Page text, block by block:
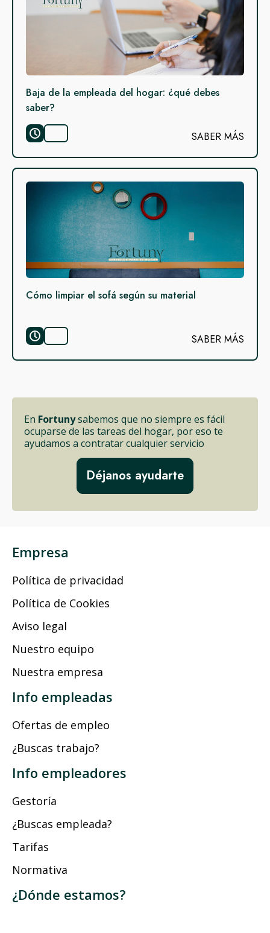
Baja de la empleada del hogar: ¿qué debes
saber?
SABER MÁS
Cómo limpiar el sofá según su material
SABER MÁS
En Fortunysabemos que no siempre es fácil
ocuparse de las tareas del hogar, por eso te
ayudamos a contratar cualquier servicio
Déjanos ayudarte
Empresa
Política de privacidad
Política de Cookies
Aviso legal
Nuestro equipo
Nuestra empresa
Info empleadas
Ofertas de empleo
¿Buscas trabajo?
Info empleadores
Gestoría
¿Buscas empleada?
Tarifas
Normativa
¿Dónde estamos?